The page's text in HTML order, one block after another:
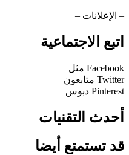
– الإعلانات –
اتبع الاجتماعية
Facebook مثل
Twitter متابعون
Pinterest دبوس
أحدث التقنيات
قد تستمتع أيضا